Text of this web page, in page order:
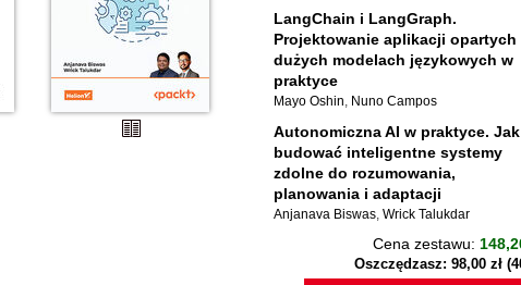
LangChain i LangGraph.
Projektowanie aplikacji opartych
dużych modelach językowych w
praktyce
Mayo Oshin, Nuno Campos
Autonomiczna AI w praktyce. Jak
budować inteligentne systemy
zdolne do rozumowania,
planowania i adaptacji
Anjanava Biswas, Wrick Talukdar
Cena zestawu:
Oszczędzasz: 98,00 zł